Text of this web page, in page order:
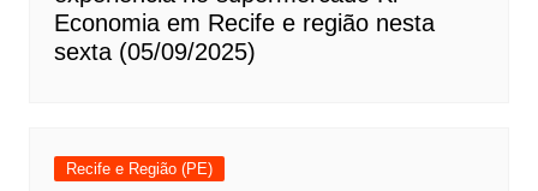
Economia em Recife e região nesta
sexta (05/09/2025)
Recife e Região (PE)